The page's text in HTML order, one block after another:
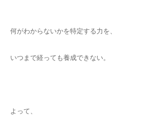
何がわからないかを特定する力を、
いつまで経っても養成できない。
よって、